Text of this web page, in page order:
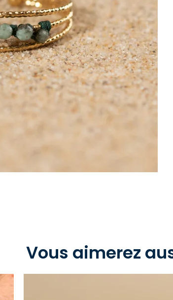
Vous aimerez